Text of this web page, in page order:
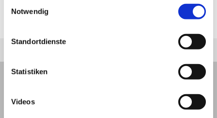
Notwendig
Standortdienste
Statistiken
Videos
abzuklären, sollte das Neugeborene
unverzüglich in ärztlich behandelt werden.